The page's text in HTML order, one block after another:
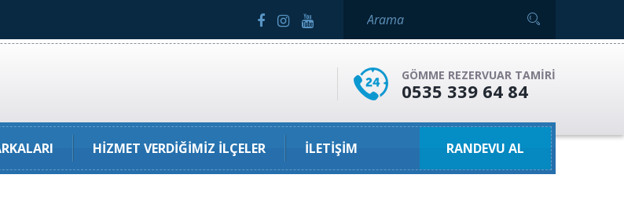
GÖMME REZERVUAR TAMIRI
0535 339 64 84
HIZMET VERDIĞIMIZ İLÇELER İLETIŞIM RANDEVU AL